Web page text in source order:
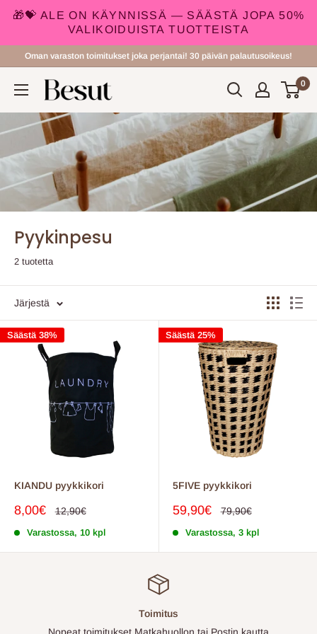
🎁💝 ALE ON KÄYNNISSÄ — SÄÄSTÄ JOPA 50%
VALIKOIDUISTA TUOTTEISTA
Oman varaston toimitukset joka perjantai! 30 päivän palautusoikeus!
Besut.fi 0
Pyykinpesu
2 tuotetta
Järjestä
Säästä 38%
KIANDU pyykkikori
Myyntihinta
8,00€ Normaalihinta
12,90€
Varastossa, 10 kpl
Säästä 25%
5FIVE pyykkikori
Myyntihinta
59,90€ Normaalihinta
79,90€
Varastossa, 3 kpl
Toimitus